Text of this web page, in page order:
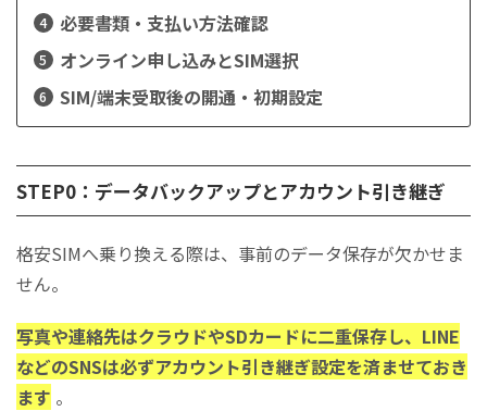
必要書類・支払い方法確認
オンライン申し込みとSIM選択
SIM/端末受取後の開通・初期設定
STEP0：データバックアップとアカウント引き継ぎ
格安SIMへ乗り換える際は、事前のデータ保存が欠かせま
せん。
​​​​​​​写真や連絡先はクラウドやSDカードに二重保存し、LINE
などのSNSは必ずアカウント引き継ぎ設定を済ませておき
ます 。